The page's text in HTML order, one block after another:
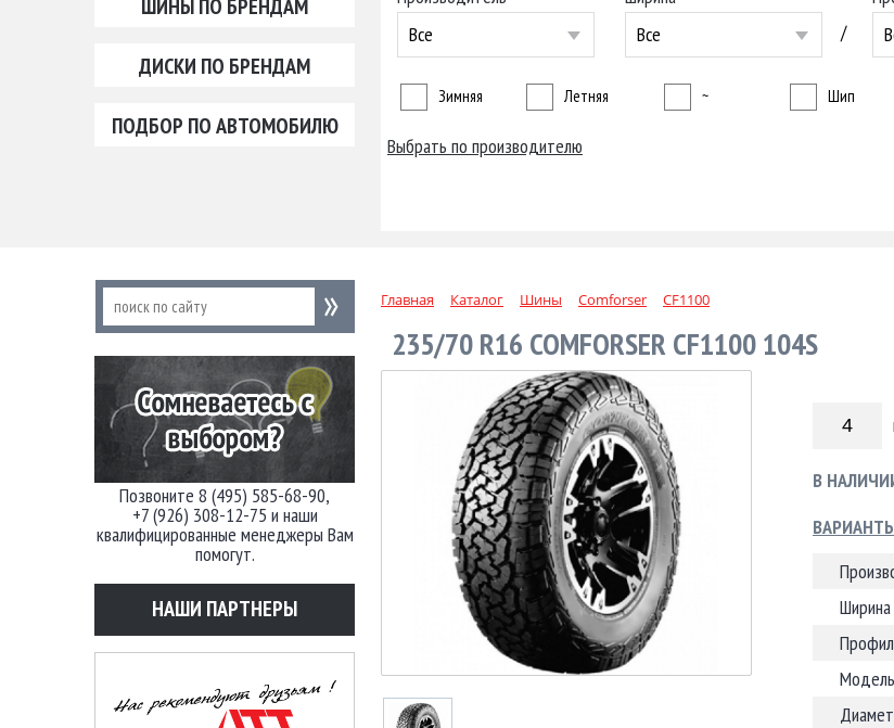
ШИНЫ ПО БРЕНДАМ
ДИСКИ ПО БРЕНДАМ
ПОДБОР ПО АВТОМОБИЛЮ
Все
Все
/
Зимняя Летняя ~ Шип
Выбрать по производителю
Позвоните 8 (495) 585-68-90,
+7 (926) 308-12-75 и наши
квалифицированные менеджеры Вам
помогут.
НАШИ ПАРТНЕРЫ
Главная Каталог Шины Comforser CF1100
235/70 R16 COMFORSER CF1100 104S
В
Ширина
Модель